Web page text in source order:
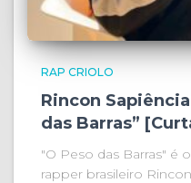
RAP CRIOLO
Rincon
das Barras”
"O Peso das Barras" é
rapper brasileiro